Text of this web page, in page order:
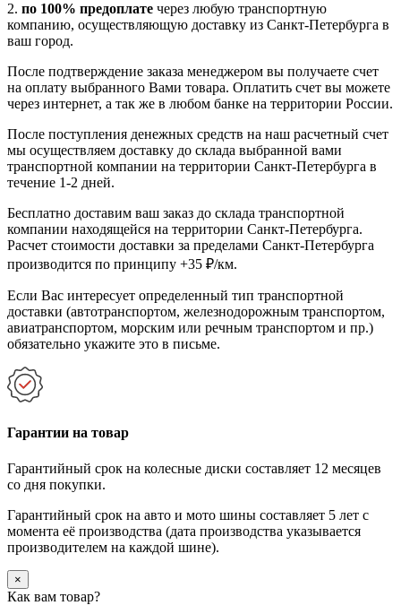
2. по 100% предоплате через любую транспортную
компанию, осуществляющую доставку из Санкт-Петербурга в
ваш город.
После подтверждение заказа менеджером вы получаете счет
на оплату выбранного Вами товара. Оплатить счет вы можете
через интернет, а так же в любом банке на территории России.
После поступления денежных средств на наш расчетный счет
мы осуществляем доставку до склада выбранной вами
транспортной компании на территории Санкт-Петербурга в
течение 1-2 дней.
Бесплатно доставим ваш заказ до склада транспортной
компании находящейся на территории Санкт-Петербурга.
Расчет стоимости доставки за пределами Санкт-Петербурга
производится по принципу +35 ₽/км.
Если Вас интересует определенный тип транспортной
доставки (автотранспортом, железнодорожным транспортом,
авиатранспортом, морским или речным транспортом и пр.)
обязательно укажите это в письме.
Гарантии на товар
Гарантийный срок на колесные диски составляет 12 месяцев
со дня покупки.
Гарантийный срок на авто и мото шины составляет 5 лет с
момента её производства (дата производства указывается
производителем на каждой шине).
×
Как вам товар?